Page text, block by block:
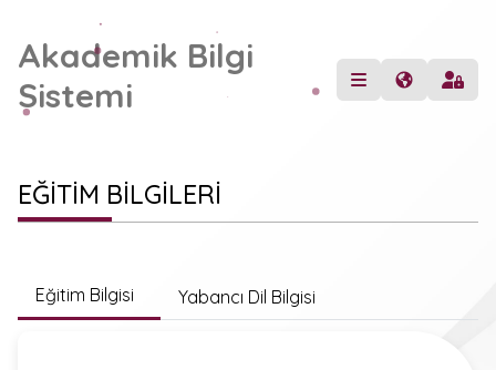
Akademik Bilgi
Sistemi
EĞİTİM BİLGİLERİ
Eğitim Bilgisi Yabancı Dil Bilgisi